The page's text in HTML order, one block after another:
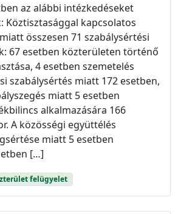
az alábbi intézkedéseket
kapcsolatos
összesen 71 szabálysértési
67 esetben közterületen történő
4 esetben szemetelés
szabálysértés miatt 172 esetben,
miatt 5 esetben
alkalmazására 166
A közösségi együttélés
miatt 5 esetben
[…]
felügyelet